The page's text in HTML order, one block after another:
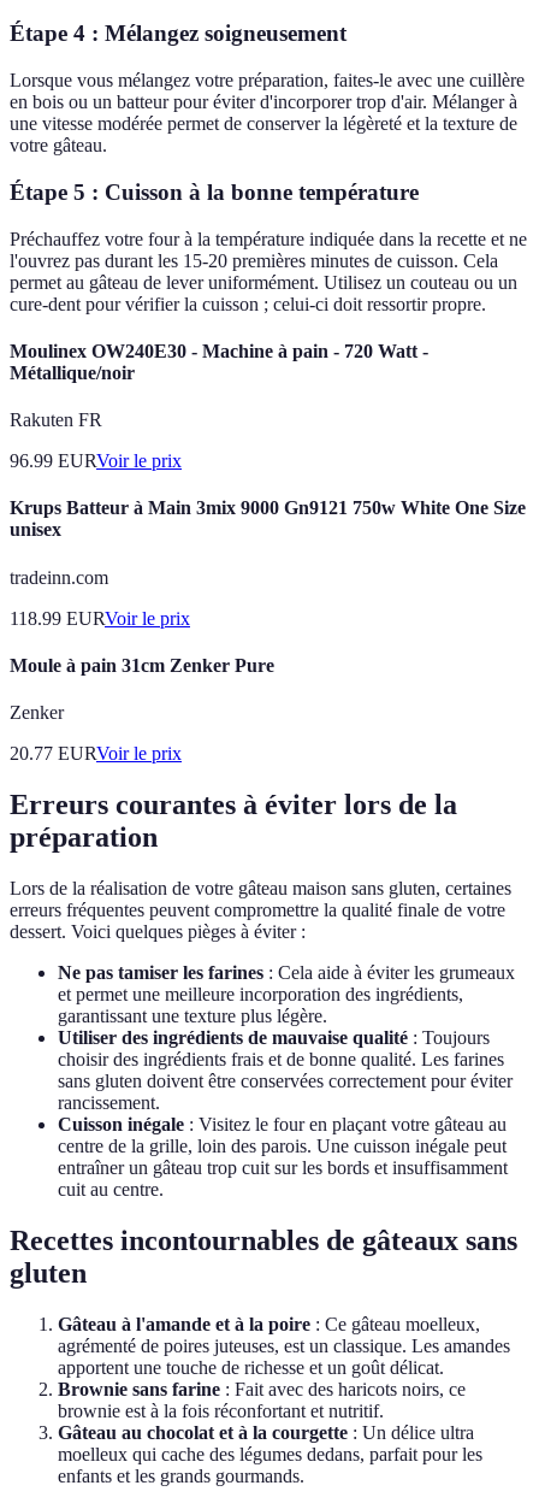
Étape 4 : Mélangez soigneusement
Lorsque vous mélangez votre préparation, faites-le avec une cuillère
en bois ou un batteur pour éviter d'incorporer trop d'air. Mélanger à
une vitesse modérée permet de conserver la légèreté et la texture de
votre gâteau.
Étape 5 : Cuisson à la bonne température
Préchauffez votre four à la température indiquée dans la recette et ne
l'ouvrez pas durant les 15-20 premières minutes de cuisson. Cela
permet au gâteau de lever uniformément. Utilisez un couteau ou un
cure-dent pour vérifier la cuisson ; celui-ci doit ressortir propre.
Moulinex OW240E30 - Machine à pain - 720 Watt -
Métallique/noir
Rakuten FR
96.99 EURVoir le prix
Krups Batteur à Main 3mix 9000 Gn9121 750w White One Size
unisex
tradeinn.com
118.99 EURVoir le prix
Moule à pain 31cm Zenker Pure
Zenker
20.77 EURVoir le prix
Erreurs courantes à éviter lors de la
préparation
Lors de la réalisation de votre gâteau maison sans gluten, certaines
erreurs fréquentes peuvent compromettre la qualité finale de votre
dessert. Voici quelques pièges à éviter :
Ne pas tamiser les farines : Cela aide à éviter les grumeaux
et permet une meilleure incorporation des ingrédients,
garantissant une texture plus légère.
Utiliser des ingrédients de mauvaise qualité : Toujours
choisir des ingrédients frais et de bonne qualité. Les farines
sans gluten doivent être conservées correctement pour éviter
rancissement.
Cuisson inégale : Visitez le four en plaçant votre gâteau au
centre de la grille, loin des parois. Une cuisson inégale peut
entraîner un gâteau trop cuit sur les bords et insuffisamment
cuit au centre.
Recettes incontournables de gâteaux sans
gluten
Gâteau à l'amande et à la poire : Ce gâteau moelleux,
agrémenté de poires juteuses, est un classique. Les amandes
apportent une touche de richesse et un goût délicat.
Brownie sans farine : Fait avec des haricots noirs, ce
brownie est à la fois réconfortant et nutritif.
Gâteau au chocolat et à la courgette : Un délice ultra
moelleux qui cache des légumes dedans, parfait pour les
enfants et les grands gourmands.